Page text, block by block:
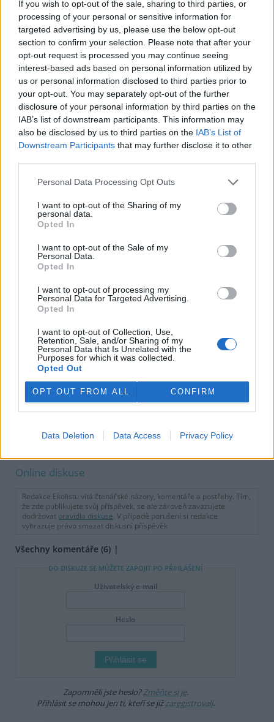
If you wish to opt-out of the sale, sharing to third parties, or
processing of your personal or sensitive information for
targeted advertising by us, please use the below opt-out
section to confirm your selection. Please note that after your
opt-out request is processed you may continue seeing
interest-based ads based on personal information utilized by
us or personal information disclosed to third parties prior to
your opt-out. You may separately opt-out of the further
disclosure of your personal information by third parties on the
IAB’s list of downstream participants. This information may
also be disclosed by us to third parties on the IAB’s List of
Downstream Participants that may further disclose it to other
Personal Data Processing Opt Outs
I want to opt-out of the Sharing of my
personal data.
Opted In
I want to opt-out of the Sale of my
Personal Data.
Opted In
I want to opt-out of processing my
Personal Data for Targeted Advertising.
Opted In
I want to opt-out of Collection, Use,
Retention, Sale, and/or Sharing of my
Personal Data that Is Unrelated with the
Purposes for which it was collected.
Opted Out
OPT OUT FROM ALL CONFIRM
Data Deletion Data Access Privacy Policy
Platforma proti hlubinnému úložišti
Ekolist.cz nabízí v rubrice Názory a komentáře prostor pro
texty názorem Ekolistu nebo jeho vydavatele, nýbrž jen a pouze
názorem autora daného textu. Svůj názor nám můžete poslat na
ekolist@ekolist.cz
umístění nového zdroje v
Dukovanech
prodloužení provozu
Temelína mělo nové
posouzení EIA
Děti Země se obrátily na
Ústavní soud kvůli umístění
nového jaderného bloku v
Dukovanech
Online diskuse
Redakce Ekolistu vítá čtenářské názory, komentáře a postřehy. Tím,
že zde publikujete svůj příspěvek, se ale zároveň zavazujete
dodržovat pravidla diskuse. V případě porušení si redakce
vyhrazuje právo smazat diskusní příspěvěk
Všechny komentáře (6)
DO DISKUZE SE MŮŽETE ZAPOJIT PO PŘIHLÁŠENÍ
Uživatelský e-mail
Heslo
Zapomněli jste heslo?Změňte si je.
Přihlásit se mohou jen ti, kteří se jižzaregistrovali.